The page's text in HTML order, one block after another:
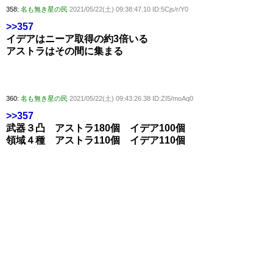
358: 名も無き星の民 2021/05/22(土) 09:38:47.10 ID:5Cjs/r/Y0
>>357
イデアはニーア取得の約3倍いる
アストラはその間に集まる
360: 名も無き星の民 2021/05/22(土) 09:43:26.38 ID:ZI5/moAq0
>>357
武器３凸 アストラ180個 イデア100個
領域４種 アストラ110個 イデア110個